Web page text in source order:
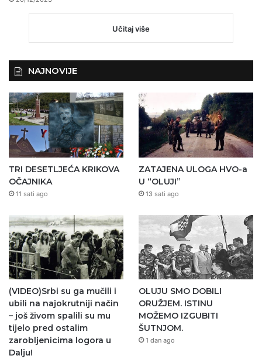
Učitaj više
NAJNOVIJE
TRI DESETLJEĆA KRIKOVA
OČAJNIKA
11 sati ago
ZATAJENA ULOGA HVO-a
U “OLUJI”
13 sati ago
(VIDEO)Srbi su ga mučili i
ubili na najokrutniji način
– još živom spalili su mu
tijelo pred ostalim
zarobljenicima logora u
Dalju!
OLUJU SMO DOBILI
ORUŽJEM. ISTINU
MOŽEMO IZGUBITI
ŠUTNJOM.
1 dan ago